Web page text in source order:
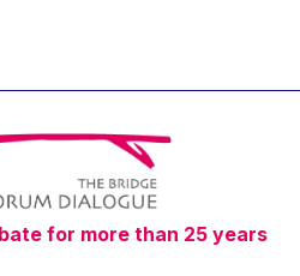
Silva Caldeira
for more than 25 years